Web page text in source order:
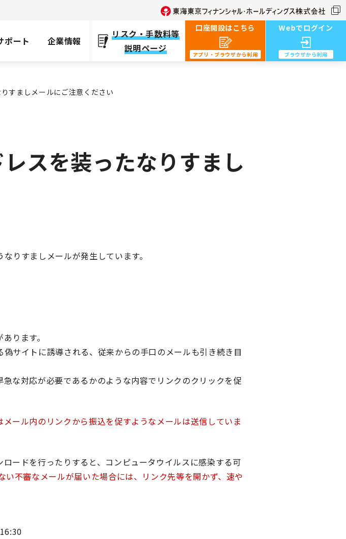
ポート 企業情報
リスク・手数料等
説明ページ
口座開設はこちら
アプリ・ブラウザから利用︎
Webでログイン
ブラウザから利用︎
すましメールにご注意ください
スを装ったなりすまし
りすましメールが発生しています。
ります。
サイトに誘導される、従来からの手口のメールも引き続き目
な対応が必要であるかのような内容でリンクのクリックを促
ール内のリンクから振込を促すようなメールは送信していま
ードを行ったりすると、コンピュータウイルスに感染する可
い不審なメールが届いた場合には、リンク先等を開かず、速や